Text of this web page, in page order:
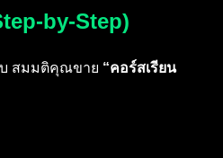
by-Step)
บ สมมติคุณขาย “คอร์สเรียน